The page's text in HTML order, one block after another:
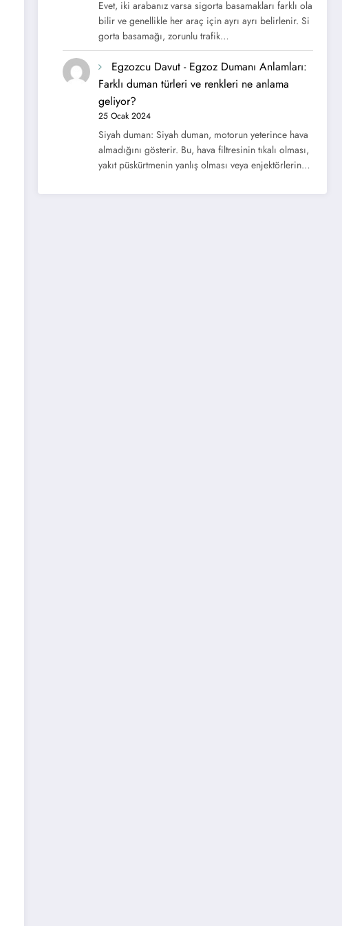
Evet, iki arabanız varsa sigorta basamakları farklı ola
bilir ve genellikle her araç için ayrı ayrı belirlenir. Si
gorta basamağı, zorunlu trafik…
Egzozcu Davut - Egzoz Dumanı Anlamları:
Farklı duman türleri ve renkleri ne anlama
geliyor?
25 Ocak 2024
Siyah duman: Siyah duman, motorun yeterince hava
almadığını gösterir. Bu, hava filtresinin tıkalı olması,
yakıt püskürtmenin yanlış olması veya enjektörlerin…